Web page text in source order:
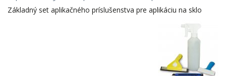
Základný set aplikačného príslušenstva pre aplikáciu na sklo